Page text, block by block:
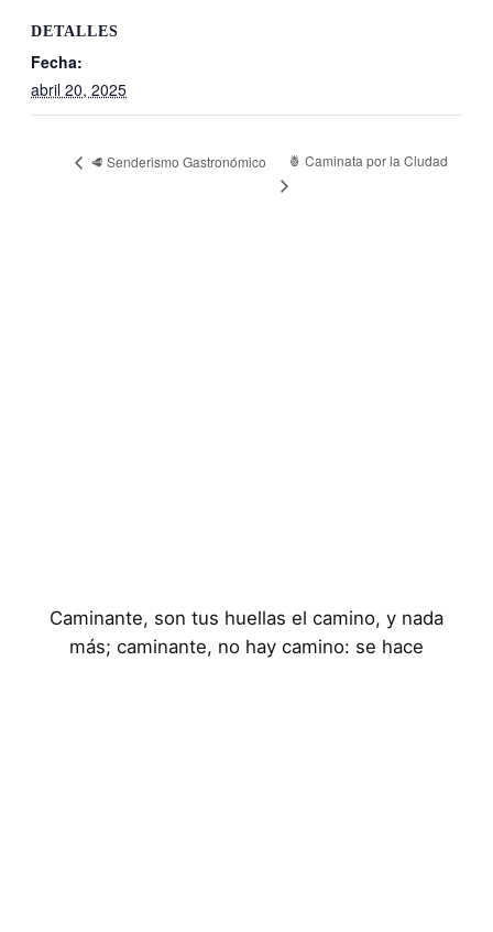
DETALLES
Fecha:
abril 20, 2025
🥩 Senderismo Gastronómico 🍍 Caminata por la Ciudad
Caminante, son tus huellas el camino, y nada
más; caminante, no hay camino: se hace